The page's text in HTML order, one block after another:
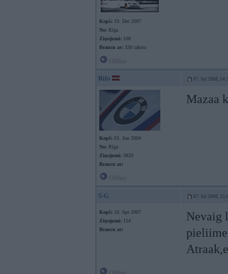
Kopš: 19. Dec 2007
No: Rīga
Ziņojumi: 108
Braucu ar: 330 cabrio
Rifo 07. Jul 2008,
Kopš: 03. Jun 2004
No: Rīga
Ziņojumi: 3829
Braucu ar:
Mazaa
S-G 07. Jul 2008,
Kopš: 16. Apr 2007
Ziņojumi: 154
Braucu ar:
Nevaig